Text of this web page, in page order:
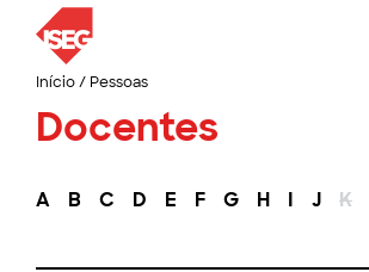
Início/ Pessoas
Docentes
A B C D E F G H I J K